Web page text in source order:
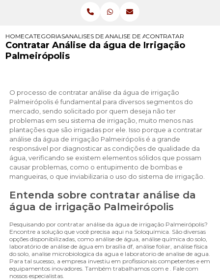
HOMECATEGORIASANALISES DE AGUA PARA IRRIGACAO
ANALISE DE AGUA PARA IRRIGACAO
CONTRATAR ANALISE
Contratar Análise da água de Irrigação
Palmeirópolis
O processo de contratar análise da água de irrigação
Palmeirópolis é fundamental para diversos segmentos do
mercado, sendo solicitado por quem deseja não ter
problemas em seu sistema de irrigação, muito menos nas
plantações que são irrigadas por ele. Isso porque a contratar
análise da água de irrigação Palmeirópolis é a grande
responsável por diagnosticar as condições de qualidade da
água, verificando se existem elementos sólidos que possam
causar problemas, como o entupimento de bombas e
mangueiras, o que inviabilizaria o uso do sistema de irrigação.
Entenda sobre contratar análise da
água de irrigação Palmeirópolis
Pesquisando por contratar análise da água de irrigação Palmeirópolis?
Encontre a solução que você precisa aqui na Soloquímica. São diversas
opções disponibilizadas, como análise de água, análise química do solo,
laboratório de análise de água em brasília df, análise foliar, análise física
do solo, analise microbiologica da agua e laboratorio de analise de agua.
Para tal sucesso, a empresa investiu em profissionais competentes e em
equipamentos inovadores. Também trabalhamos com e . Fale com
nossos especialistas.